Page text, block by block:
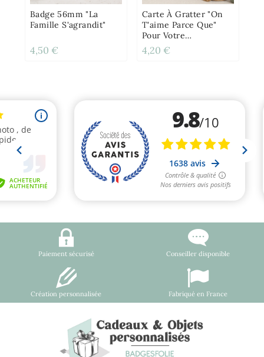
Badge 56mm "La
Famille S'agrandit"
4,50 €
Carte À Gratter "On
T'aime Parce Que"
Pour Votre
Mamie/maman
4,20 €
Paiement sécurisé Conseiller disponible
Création personnalisée Fabriqué en France